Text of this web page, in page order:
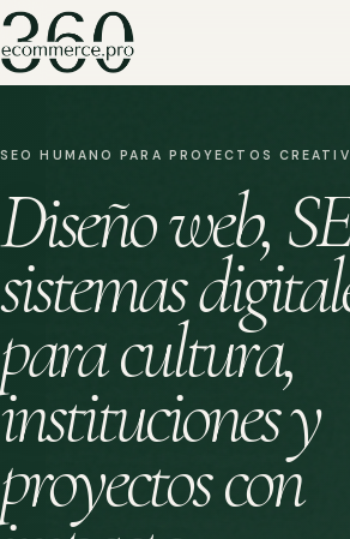
SEO HUMANO PARA PROYECTOS
Diseño web,
sistemas
para cultura,
instituciones y
proyectos con